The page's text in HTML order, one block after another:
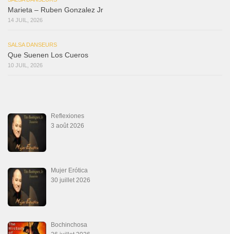
Marieta – Ruben Gonzalez Jr
14 JUIL, 2026
SALSA DANSEURS
Que Suenen Los Cueros
10 JUIL, 2026
Reflexiones
3 août 2026
Mujer Erótica
30 juillet 2026
Bochinchosa